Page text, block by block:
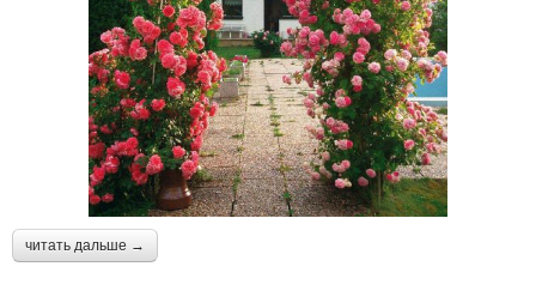
читать дальше →